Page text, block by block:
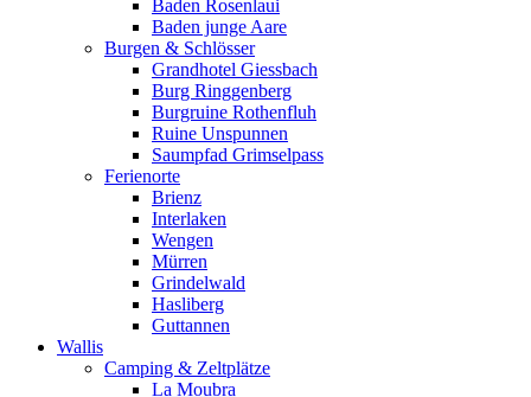
Baden Rosenlaui
Baden junge Aare
Burgen & Schlösser
Grandhotel Giessbach
Burg Ringgenberg
Burgruine Rothenfluh
Ruine Unspunnen
Saumpfad Grimselpass
Ferienorte
Brienz
Interlaken
Wengen
Mürren
Grindelwald
Hasliberg
Guttannen
Wallis
Camping & Zeltplätze
La Moubra